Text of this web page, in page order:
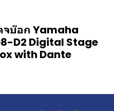
จบ๊อก Yamaha
D2 Digital Stage
with Dante